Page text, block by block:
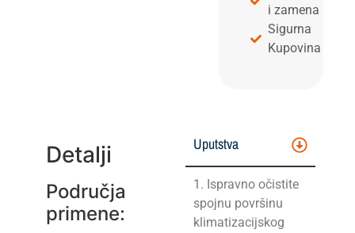
i zamena
Sigurna
Kupovina
Detalji
Područja
primene:
Uputstva
1. Ispravno očistite
spojnu površinu
klimatizacijskog